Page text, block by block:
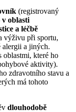
(registrovaný
v oblasti
a léčbě
výživu při sportu,
a jiných.
oblastmi, které ho
aktivity).
zdravotního stavu a
má tohoto
dlouhodobě